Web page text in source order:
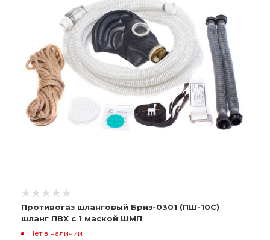
Противогаз шланговый Бриз-0301 (ПШ-10C)
шланг ПВХ с 1 маской ШМП
Нет в наличии